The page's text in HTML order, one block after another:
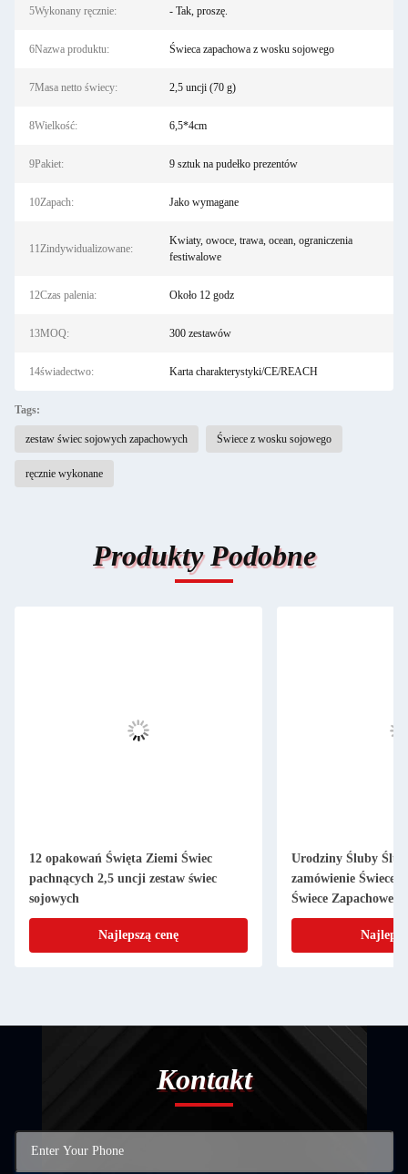
5Wykonany ręcznie: - Tak, proszę.
6Nazwa produktu: Świeca zapachowa z wosku sojowego
7Masa netto świecy: 2,5 uncji (70 g)
8Wielkość: 6,5*4cm
9Pakiet: 9 sztuk na pudełko prezentów
10Zapach: Jako wymagane
11Zindywidualizowane:
Kwiaty, owoce, trawa, ocean, ograniczenia
festiwalowe
12Czas palenia: Około 12 godz
13MOQ: 300 zestawów
14świadectwo: Karta charakterystyki/CE/REACH
Tags:
zestaw świec sojowych zapachowych Świece z wosku sojowego
ręcznie wykonane
Produkty Podobne
12 opakowań Święta Ziemi Świec
pachnących 2,5 uncji zestaw świec
sojowych
Najlepszą cenę
Urodziny Śluby
zamówienie Świece
Świece Zapachowe
lawendy Luksusowy
Kontakt